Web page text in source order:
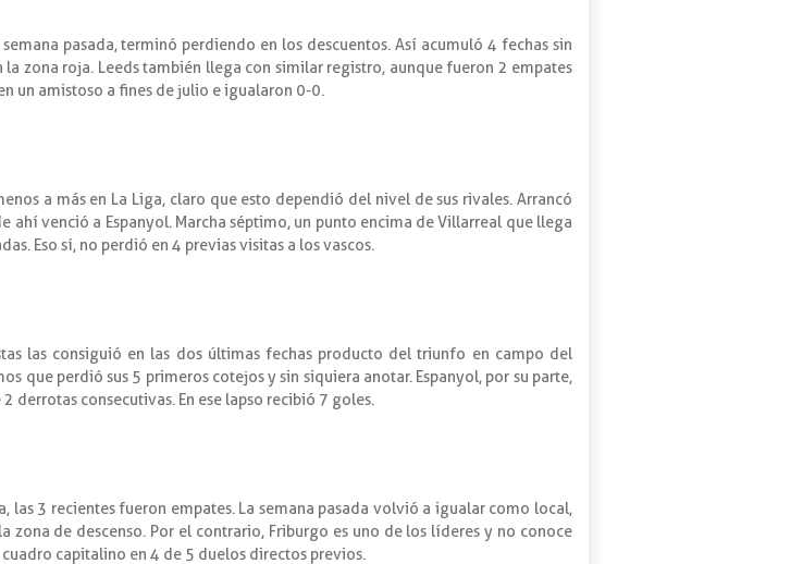
pasada, terminó perdiendo en los descuentos. Así acumuló 4 fechas sin
zona roja. Leeds también llega con similar registro, aunque fueron 2 empates
un amistoso a fines de julio e igualaron 0-0.
a más en La Liga, claro que esto dependió del nivel de sus rivales. Arrancó
venció a Espanyol. Marcha séptimo, un punto encima de Villarreal que llega
Eso sí, no perdió en 4 previas visitas a los vascos.
las consiguió en las dos últimas fechas producto del triunfo en campo del
que perdió sus 5 primeros cotejos y sin siquiera anotar. Espanyol, por su parte,
derrotas consecutivas. En ese lapso recibió 7 goles.
las 3 recientes fueron empates. La semana pasada volvió a igualar como local,
de descenso. Por el contrario, Friburgo es uno de los líderes y no conoce
capitalino en 4 de 5 duelos directos previos.